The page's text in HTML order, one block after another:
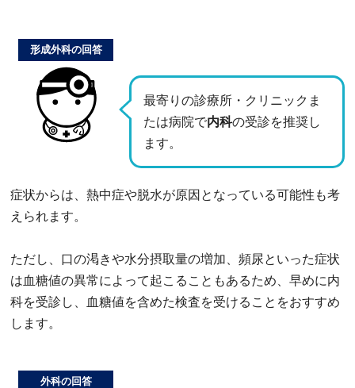
最寄りの診療所・クリニックま
たは病院で内科の受診を推奨し
ます。
形成外科の回答
症状からは、熱中症や脱水が原因となっている可能性も考
えられます。
ただし、口の渇きや水分摂取量の増加、頻尿といった症状
は血糖値の異常によって起こることもあるため、早めに内
科を受診し、血糖値を含めた検査を受けることをおすすめ
します。
外科の回答